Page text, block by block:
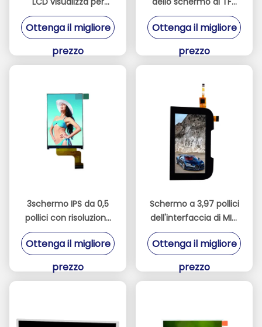
l'attrezzatura medica
dall'orologio
Ottenga il migliore
prezzo
LCD del proiettore di
2.69inch 1280 * 720
Ottenga il migliore
prezzo
3schermo IPS da 0,5
pollici con risoluzione
ad alta definizione di
320 * 480 interfaccia
visualizzazione di
Ottenga il migliore
prezzo
Schermo a 3,97 pollici
dell'interfaccia di MIPI
delle esposizioni 480 *
800 di IPS TFT LCD
Ottenga il migliore
prezzo